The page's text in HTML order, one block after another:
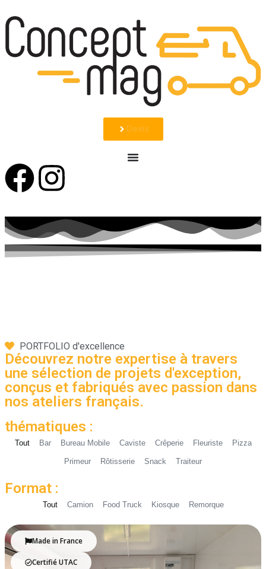
Devis
PORTFOLIO d'excellence
Découvrez notre expertise à travers
une sélection de projets d'exception,
conçus et fabriqués avec passion dans
nos ateliers français.
thématiques :
Bar Bureau Mobile Caviste Crêperie Fleuriste Pizza
Primeur Rôtisserie Snack Traiteur
Tout
Format :
Camion Food Truck Kiosque Remorque
Tout
Made in France
Certifié UTAC